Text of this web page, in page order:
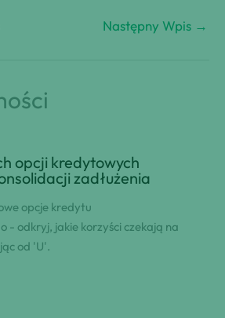
Następny Wpis →
opcji kredytowych
zadłużenia
opcje kredytu
- odkryj, jakie korzyści czekają na
od 'U'.